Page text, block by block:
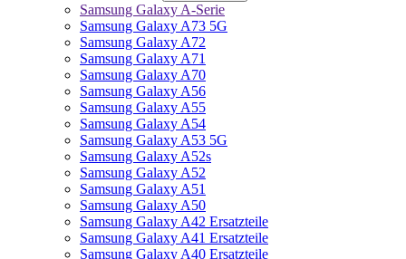
Samsung Galaxy A-Serie
Samsung Galaxy A73 5G
Samsung Galaxy A72
Samsung Galaxy A71
Samsung Galaxy A70
Samsung Galaxy A56
Samsung Galaxy A55
Samsung Galaxy A54
Samsung Galaxy A53 5G
Samsung Galaxy A52s
Samsung Galaxy A52
Samsung Galaxy A51
Samsung Galaxy A50
Samsung Galaxy A42 Ersatzteile
Samsung Galaxy A41 Ersatzteile
Samsung Galaxy A40 Ersatzteile